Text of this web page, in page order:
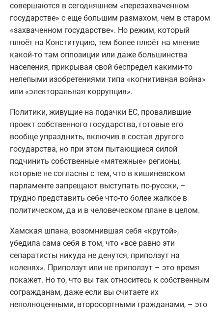
совершаются в сегодняшнем «перезахваченном
государстве» с еще большим размахом, чем в старом
«захваченном государстве». Но режим, который
плюёт на Конституцию, тем более плюёт на мнение
какой-то там оппозиции или даже большинства
населения, прикрывая свой беспредел какими-то
нелепыми изобретениями типа «когнитивная война»
или «электоральная коррупция».
Политики, живущие на подачки ЕС, провалившие
проект собственного государства, готовые его
вообще упразднить, включив в состав другого
государства, но при этом пытающиеся силой
подчинить собственные «мятежные» регионы,
которые не согласны с тем, что в кишиневском
парламенте запрещают выступать по-русски, –
трудно представить себе что-то более жалкое в
политическом, да и в человеческом плане в целом.
Хамская шпана, возомнившая себя «крутой»,
убедила сама себя в том, что «все равно эти
сепаратисты никуда не денутся, приползут на
коленях». Приползут или не приползут – это время
покажет. Но то, что вы так относитесь к собственным
согражданам, даже если вы считаете их
неполноценными, второсортными гражданами, – это